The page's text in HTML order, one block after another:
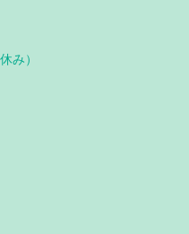
み）